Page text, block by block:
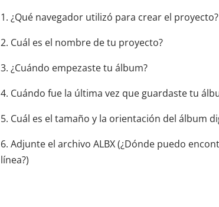
1. ¿Qué navegador utilizó para crear el
2. Cuál es el nombre de tu proyecto?
3. ¿Cuándo empezaste tu álbum?
4. Cuándo fue la última vez que guardaste tu
5. Cuál es el tamaño y la orientación del álbum
6. Adjunte el archivo ALBX (¿Dónde puedo
línea?)